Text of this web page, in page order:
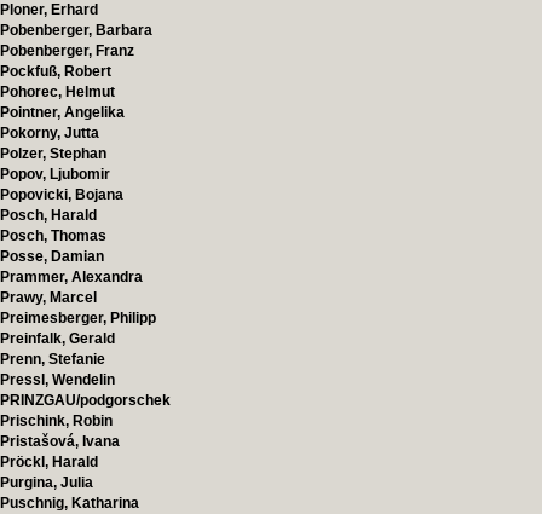
Ploner, Erhard
Pobenberger, Barbara
Pobenberger, Franz
Pockfuß, Robert
Pohorec, Helmut
Pointner, Angelika
Pokorny, Jutta
Polzer, Stephan
Popov, Ljubomir
Popovicki, Bojana
Posch, Harald
Posch, Thomas
Posse, Damian
Prammer, Alexandra
Prawy, Marcel
Preimesberger, Philipp
Preinfalk, Gerald
Prenn, Stefanie
Pressl, Wendelin
PRINZGAU/podgorschek
Prischink, Robin
Pristašová, Ivana
Pröckl, Harald
Purgina, Julia
Puschnig, Katharina